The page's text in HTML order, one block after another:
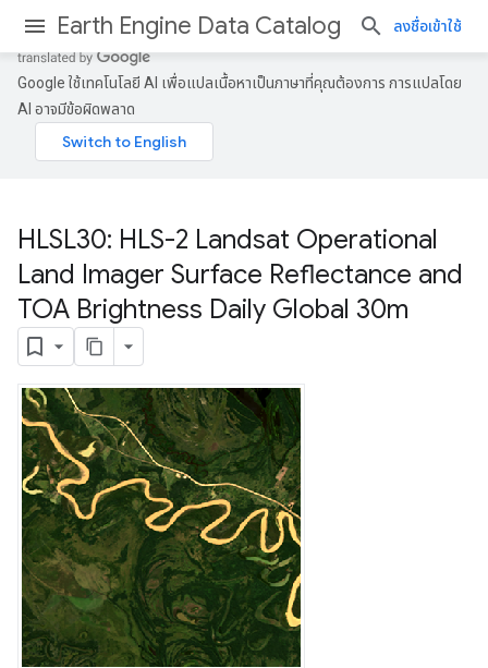
Earth Engine Data Catalog ลงชื่อเข้าใช้
Google ใช้เทคโนโลยี AI เพื่อแปลเนื้อหาเป็นภาษาที่คุณต้องการ การแปลโดย
AI อาจมีข้อผิดพลาด
HLSL30: HLS-2 Landsat Operational
Land Imager Surface Reflectance and
TOA Brightness Daily Global 30m